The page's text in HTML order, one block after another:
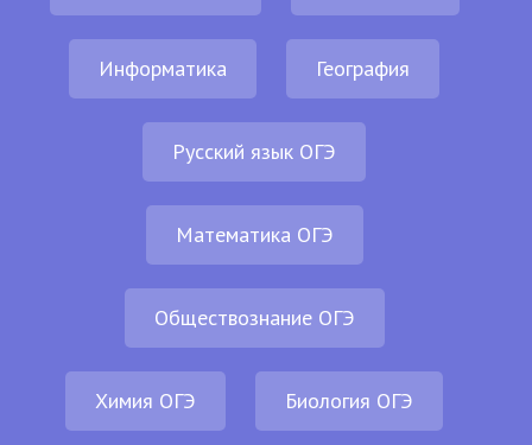
Информатика География
Русский язык ОГЭ
Математика ОГЭ
Обществознание ОГЭ
Химия ОГЭ Биология ОГЭ